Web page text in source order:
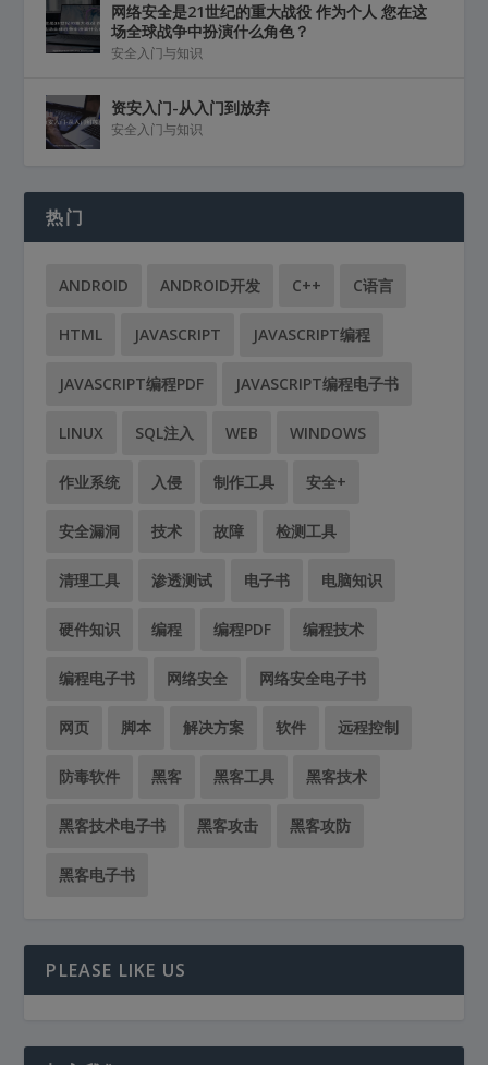
网络安全是21世纪的重大战役 作为个人 您在这
场全球战争中扮演什么角色？
安全入门与知识
资安入门-从入门到放弃
安全入门与知识
热门
ANDROID ANDROID开发 C++ C语言
HTML JAVASCRIPT JAVASCRIPT编程
JAVASCRIPT编程PDF JAVASCRIPT编程电子书
LINUX SQL注入 WEB WINDOWS
作业系统 入侵 制作工具 安全+
安全漏洞 技术 故障 检测工具
清理工具 渗透测试 电子书 电脑知识
硬件知识 编程 编程PDF 编程技术
编程电子书 网络安全 网络安全电子书
网页 脚本 解决方案 软件 远程控制
防毒软件 黑客 黑客工具 黑客技术
黑客技术电子书 黑客攻击 黑客攻防
黑客电子书
PLEASE LIKE US